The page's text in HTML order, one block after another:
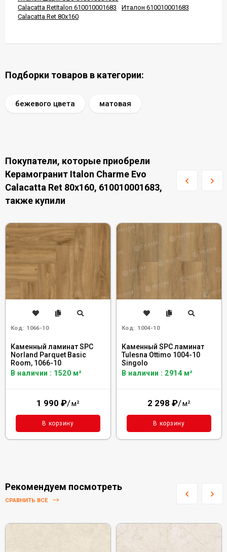
Calacatta RetItalon 610010001683
Италон 610010001683
Calacatta Ret 80x160
Подборки товаров в категории:
бежевого цвета матовая
Покупатели, которые приобрели
Керамогранит Italon Charme Evo
Calacatta Ret 80x160, 610010001683,
также купили
Код: 1066-10
Каменный ламинат SPC
Norland Parquet Basic
Room, 1066-10
В наличии : 1520 м²
1 990 ₽/м²
В корзину
Код: 1004-10
Каменный SPC ламинат
Tulesna Ottimo 1004-10
Singolo
В наличии : 2914 м²
2 298 ₽/м²
В корзину
Рекомендуем посмотреть
СРАВНИТЬ ВСЕ